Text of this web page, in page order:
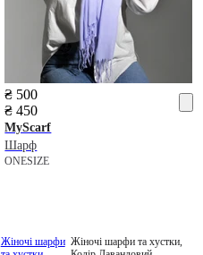
₴ 500
₴ 450
MyScarf
Шарф
ONESIZE
Жіночі шарфи Жіночі шарфи та хустки,